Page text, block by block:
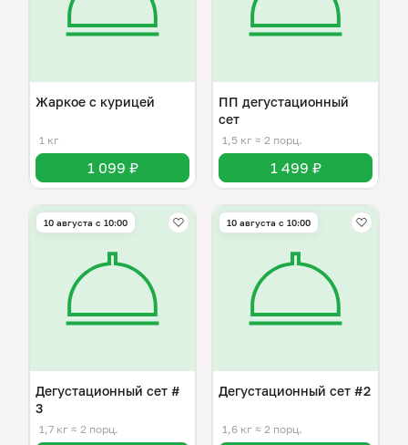
Жаркое с курицей
1 кг
1 099 ₽
ПП дегустационный
сет
1,5 кг ≈ 2 порц.
1 499 ₽
10 августа с 10:00
Дегустационный сет #
3
1,7 кг ≈ 2 порц.
10 августа с 10:00
Дегустационный сет #2
1,6 кг ≈ 2 порц.